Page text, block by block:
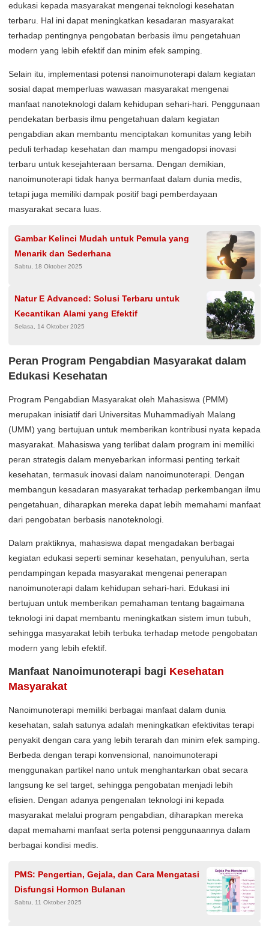
edukasi kepada masyarakat mengenai teknologi kesehatan
terbaru. Hal ini dapat meningkatkan kesadaran masyarakat
terhadap pentingnya pengobatan berbasis ilmu pengetahuan
modern yang lebih efektif dan minim efek samping.
Selain itu, implementasi potensi nanoimunoterapi dalam kegiatan
sosial dapat memperluas wawasan masyarakat mengenai
manfaat nanoteknologi dalam kehidupan sehari-hari. Penggunaan
pendekatan berbasis ilmu pengetahuan dalam kegiatan
pengabdian akan membantu menciptakan komunitas yang lebih
peduli terhadap kesehatan dan mampu mengadopsi inovasi
terbaru untuk kesejahteraan bersama. Dengan demikian,
nanoimunoterapi tidak hanya bermanfaat dalam dunia medis,
tetapi juga memiliki dampak positif bagi pemberdayaan
masyarakat secara luas.
Gambar Kelinci Mudah untuk Pemula yang
Menarik dan Sederhana
Sabtu, 18 Oktober 2025
Natur E Advanced: Solusi Terbaru untuk
Kecantikan Alami yang Efektif
Selasa, 14 Oktober 2025
Peran Program Pengabdian Masyarakat dalam
Edukasi Kesehatan
Program Pengabdian Masyarakat oleh Mahasiswa (PMM)
merupakan inisiatif dari Universitas Muhammadiyah Malang
(UMM) yang bertujuan untuk memberikan kontribusi nyata kepada
masyarakat. Mahasiswa yang terlibat dalam program ini memiliki
peran strategis dalam menyebarkan informasi penting terkait
kesehatan, termasuk inovasi dalam nanoimunoterapi. Dengan
membangun kesadaran masyarakat terhadap perkembangan ilmu
pengetahuan, diharapkan mereka dapat lebih memahami manfaat
dari pengobatan berbasis nanoteknologi.
Dalam praktiknya, mahasiswa dapat mengadakan berbagai
kegiatan edukasi seperti seminar kesehatan, penyuluhan, serta
pendampingan kepada masyarakat mengenai penerapan
nanoimunoterapi dalam kehidupan sehari-hari. Edukasi ini
bertujuan untuk memberikan pemahaman tentang bagaimana
teknologi ini dapat membantu meningkatkan sistem imun tubuh,
sehingga masyarakat lebih terbuka terhadap metode pengobatan
modern yang lebih efektif.
Manfaat Nanoimunoterapi bagi Kesehatan
Masyarakat
Nanoimunoterapi memiliki berbagai manfaat dalam dunia
kesehatan, salah satunya adalah meningkatkan efektivitas terapi
penyakit dengan cara yang lebih terarah dan minim efek samping.
Berbeda dengan terapi konvensional, nanoimunoterapi
menggunakan partikel nano untuk menghantarkan obat secara
langsung ke sel target, sehingga pengobatan menjadi lebih
efisien. Dengan adanya pengenalan teknologi ini kepada
masyarakat melalui program pengabdian, diharapkan mereka
dapat memahami manfaat serta potensi penggunaannya dalam
berbagai kondisi medis.
PMS: Pengertian, Gejala, dan Cara Mengatasi
Disfungsi Hormon Bulanan
Sabtu, 11 Oktober 2025